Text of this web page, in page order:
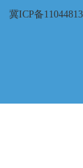
冀ICP备